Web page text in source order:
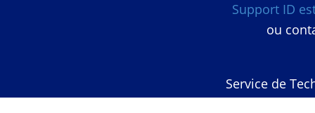
Support ID
ou
Service de